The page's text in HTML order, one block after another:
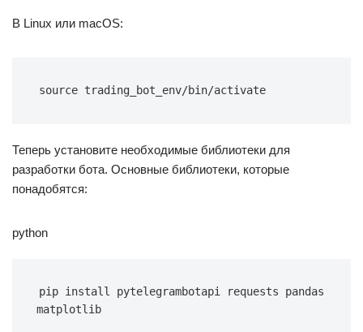
В Linux или macOS:
source trading_bot_env/bin/activate
Теперь установите необходимые библиотеки для
разработки бота. Основные библиотеки, которые
понадобятся:
python
pip install pytelegrambotapi requests pandas
matplotlib